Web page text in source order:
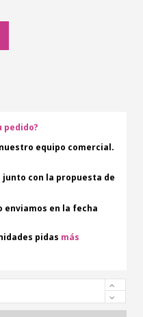
equipo comercial.
con la propuesta de
enviamos en la fecha
pidas más